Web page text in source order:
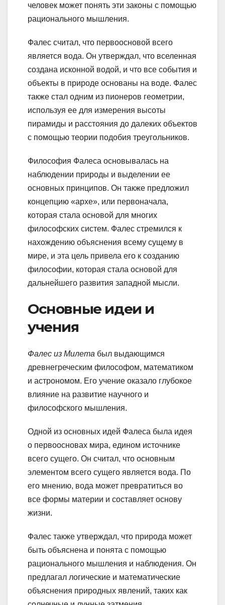
человек может понять эти законы с помощью
рационального мышления.
Фалес считал, что первоосновой всего
является вода. Он утверждал, что вселенная
создана исконной водой, и что все события и
объекты в природе основаны на воде. Фалес
также стал одним из пионеров геометрии,
используя ее для измерения высоты
пирамиды и расстояния до далеких объектов
с помощью теории подобия треугольников.
Философия Фалеса основывалась на
наблюдении природы и выделении ее
основных принципов. Он также предложил
концепцию «архе», или первоначала,
которая стала основой для многих
философских систем. Фалес стремился к
нахождению объяснения всему сущему в
мире, и эта цель привела его к созданию
философии, которая стала основой для
дальнейшего развития западной мысли.
Основные идеи и
учения
Фалес из Милета был выдающимся
древнегреческим философом, математиком
и астрономом. Его учение оказало глубокое
влияние на развитие научного и
философского мышления.
Одной из основных идей Фалеса была идея
о первоосновах мира, едином источнике
всего сущего. Он считал, что основным
элементом всего сущего является вода. По
его мнению, вода может превратиться во
все формы материи и составляет основу
жизни.
Фалес также утверждал, что природа может
быть объяснена и понята с помощью
рационального мышления и наблюдения. Он
предлагал логические и математические
объяснения природных явлений, таких как